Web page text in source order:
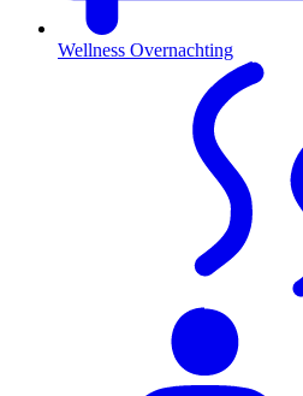
Wellness Overnachting